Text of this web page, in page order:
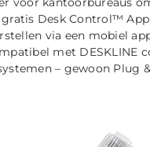
Desk Control™
via een mobiel
met DESKLINE
– gewoon Plug